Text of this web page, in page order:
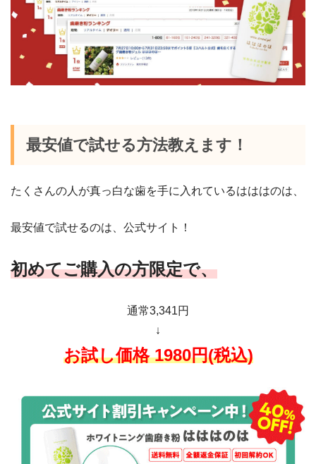
最安値で試せる方法教えます！
たくさんの人が真っ白な歯を手に入れているはははのは、
最安値で試せるのは、公式サイト！
初めてご購入の方限定で、
通常3,341円
↓
お試し価格 1980円(税込)